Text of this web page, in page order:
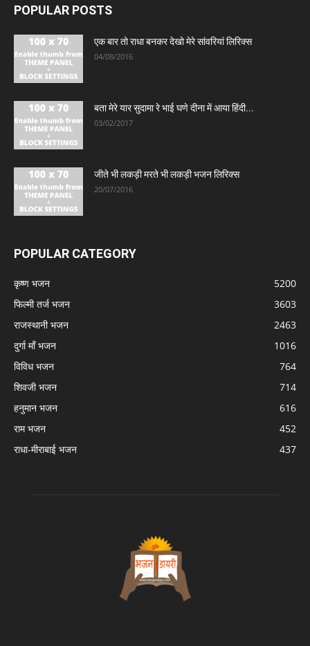
POPULAR POSTS
एक बार तो राधा बनकर देखो मेरे सांवरियां लिरिक्स
04/08/2016
बता मेरे यार सुदामा रे भाई घणे दीना में आया हिंदी...
03/02/2017
जीते भी लकड़ी मरते भी लकड़ी भजन लिरिक्स
20/07/2016
POPULAR CATEGORY
कृष्ण भजन
5200
फिल्मी तर्ज भजन
3603
राजस्थानी भजन
2463
दुर्गा माँ भजन
1016
विविध भजन
764
शिवजी भजन
714
हनुमान भजन
616
राम भजन
452
राधा-मीराबाई भजन
437